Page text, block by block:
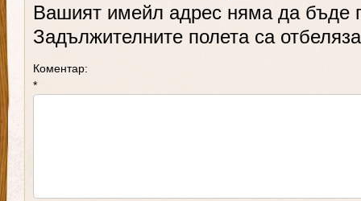
Вашият имейл адрес няма да бъде
Задължителните полета са
Коментар:
*